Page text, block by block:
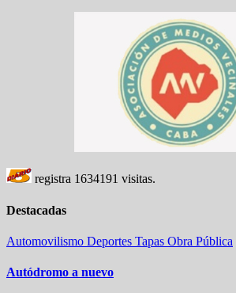
registra 1634191 visitas.
Destacadas
Automovilismo Deportes Tapas Obra Pública
Autódromo a nuevo